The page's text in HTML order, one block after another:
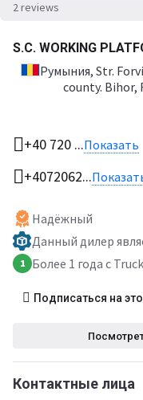
2 reviews
S.C. WORKING
Румыния, Str.
county. Bihor,
+40 720 ...Показать
+4072062...
Надёжный
Данный дилер
1 Более 1 года с
Подписаться на
Контактные лица